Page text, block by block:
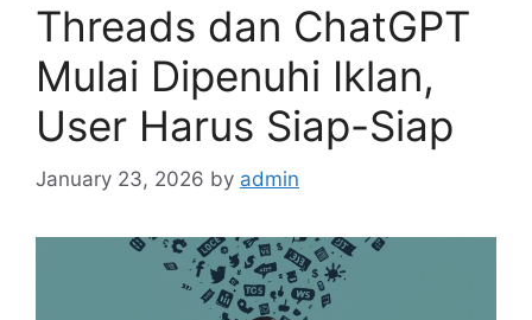
Threads dan ChatGPT
Mulai Dipenuhi Iklan,
User Harus Siap-Siap
January 23, 2026 by admin